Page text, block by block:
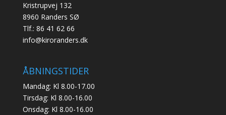
Kristrupvej 132
8960 Randers SØ
Tlf.: 86 41 62 66
info@kiroranders.dk
ÅBNINGSTIDER
Mandag: Kl 8.00-17.00
Tirsdag: Kl 8.00-16.00
Onsdag: Kl 8.00-16.00